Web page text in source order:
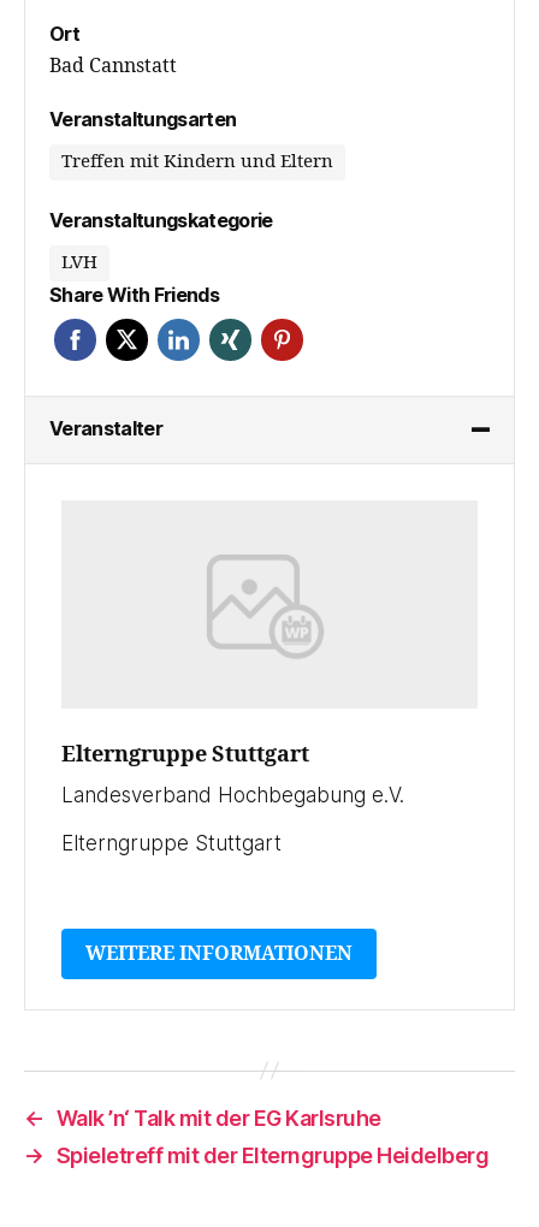
Ort
Bad Cannstatt
Veranstaltungsarten
Treffen mit Kindern und Eltern
Veranstaltungskategorie
LVH
Share With Friends
Veranstalter
Elterngruppe Stuttgart
Landesverband Hochbegabung e.V.
Elterngruppe Stuttgart
WEITERE INFORMATIONEN
← Walk ’n‘ Talk mit der EG Karlsruhe
→ Spieletreff mit der Elterngruppe Heidelberg